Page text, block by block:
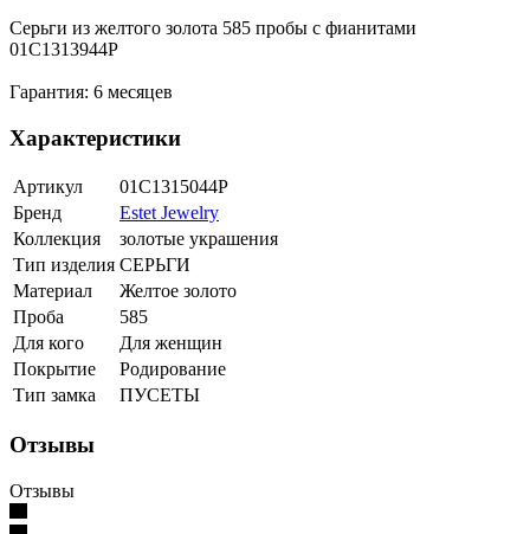
Серьги из желтого золота 585 пробы с фианитами
01С1313944Р
Гарантия: 6 месяцев
Характеристики
Артикул
01С1315044Р
Бренд
Estet Jewelry
Коллекция
золотые украшения
Тип изделия СЕРЬГИ
Материал
Желтое золото
Проба
585
Для кого
Для женщин
Покрытие
Родирование
Тип замка
ПУСЕТЫ
Отзывы
Отзывы